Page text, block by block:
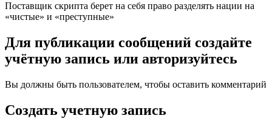
Поставщик скрипта берет на себя право разделять нации на
«чистые» и «преступные»
Для публикации сообщений создайте
учётную запись или авторизуйтесь
Вы должны быть пользователем, чтобы оставить комментарий
Создать учетную запись